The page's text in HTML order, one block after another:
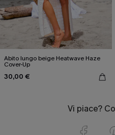
Abito lungo beige Heatwave Haze
Cover-Up
30,00 €
Vi piace?